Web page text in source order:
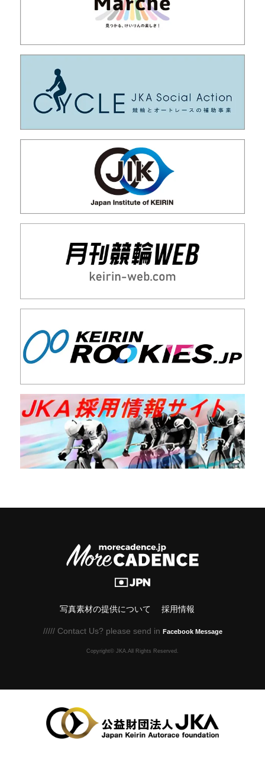
写真素材の提供について 採用情報
///// Contact Us? please send in Facebook Message
Copyright© JKA.All Rights Reserved.